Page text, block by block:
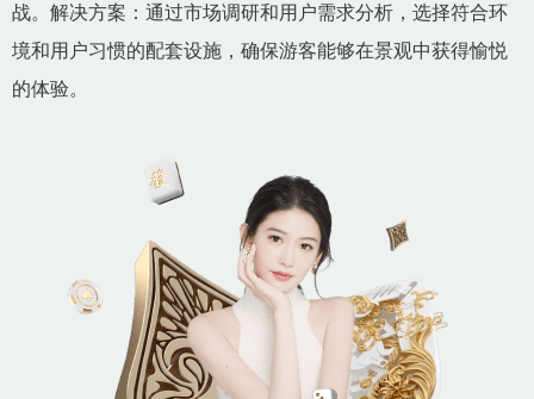
战。解决方案：通过市场调研和用户需求分析，选择符合环
境和用户习惯的配套设施，确保游客能够在景观中获得愉悦
的体验。